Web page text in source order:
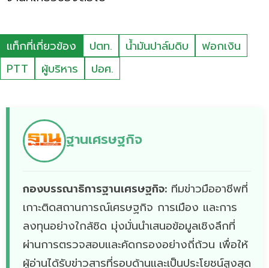
แท็กที่เกี่ยวข้อง ปตท. น้ำมันปาล์มดิบ
ฟอกเงิน
PTT
ผู้บริหาร ปอศ.
ฐานเศรษฐกิจ
กองบรรณาธิการฐานเศรษฐกิจ: ทีมข่าวมืออาชีพที่
เกาะติดสถานการณ์เศรษฐกิจ การเมือง และการ
ลงทุนอย่างใกล้ชิด มุ่งมั่นนำเสนอข้อมูลเชิงลึกที่
ผ่านการตรวจสอบและคัดกรองอย่างถี่ถ้วน เพื่อให้
ผู้อ่านได้รับข่าวสารที่รอบด้านและเป็นประโยชน์สูงสุด